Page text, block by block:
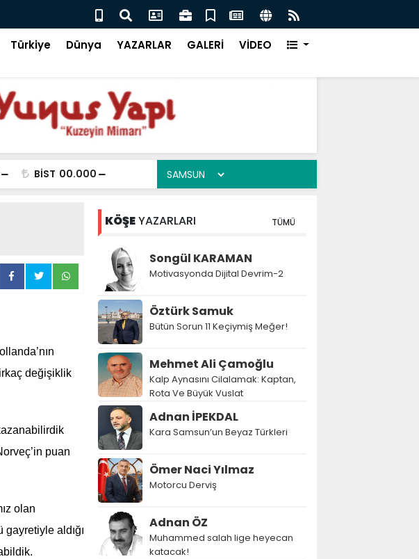
Samsun Keşif Kampüsü Takımları Şanlıurfa Finalinde Yarışacak
Türkiye Dünya YAZARLAR GALERİ VİDEO
BİST 00.000
değişiklik
puan
olan
gayretiyle aldığı
KÖŞEYAZARLARI TÜMÜ
Songül KARAMAN
Motivasyonda Dijital Devrim-2
Öztürk Samuk
Bütün Sorun 11 Keçiymiş Meğer!
Mehmet Ali Çamoğlu
Kalp Aynasını Cilalamak: Kaptan,
Rota Ve Büyük Vuslat
Adnan İPEKDAL
Kara Samsun’un Beyaz Türkleri
Ömer Naci Yılmaz
Motorcu Derviş
Adnan ÖZ
Muhammed salah lige heyecan
katacak!